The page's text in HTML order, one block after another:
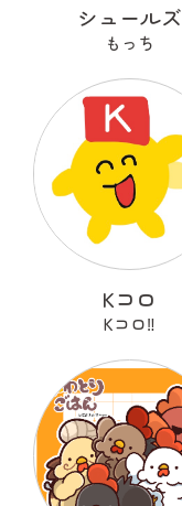
シュールズ
もっち
Kコロ
Kコロ‼︎